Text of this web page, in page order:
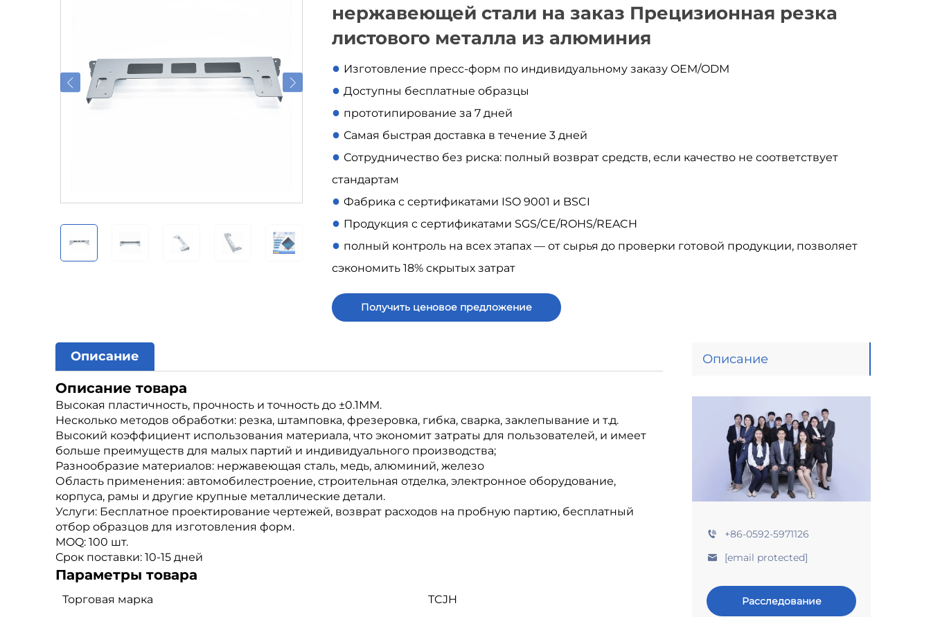
нержавеющей стали на заказ Прецизионная резка
листового металла из алюминия
● Изготовление пресс-форм по индивидуальному заказу OEM/ODM
● Доступны бесплатные образцы
● прототипирование за 7 дней
● Самая быстрая доставка в течение 3 дней
● Сотрудничество без риска: полный возврат средств, если качество не соответствует
стандартам
● Фабрика с сертификатами ISO 9001 и BSCI
● Продукция с сертификатами SGS/CE/ROHS/REACH
● полный контроль на всех этапах — от сырья до проверки готовой продукции, позволяет
сэкономить 18% скрытых затрат
Получить ценовое предложение
Описание
+86-0592-5971126
[email protected]
Расследование
Описание
Описание товара
Высокая пластичность, прочность и точность до ±0.1ММ.
Несколько методов обработки: резка, штамповка, фрезеровка, гибка, сварка, заклепывание и т.д.
Высокий коэффициент использования материала, что экономит затраты для пользователей, и имеет
больше преимуществ для малых партий и индивидуального производства;
Разнообразие материалов: нержавеющая сталь, медь, алюминий, железо
Область применения: автомобилестроение, строительная отделка, электронное оборудование,
корпуса, рамы и другие крупные металлические детали.
Услуги: Бесплатное проектирование чертежей, возврат расходов на пробную партию, бесплатный
отбор образцов для изготовления форм.
MOQ: 100 шт.
Срок поставки: 10-15 дней
Параметры товара
Торговая марка TCJH